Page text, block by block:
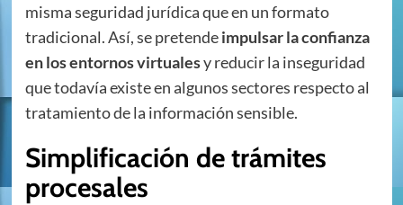
misma seguridad jurídica que en un formato
tradicional. Así, se pretendeimpulsar la confianza
en los entornos virtualesy reducir la inseguridad
que todavía existe en algunos sectores respecto al
tratamiento de la información sensible.
Simplificación de trámites
procesales